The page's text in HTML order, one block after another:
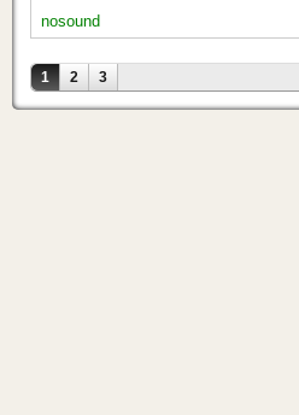
nosound
Страницы
1 2 3